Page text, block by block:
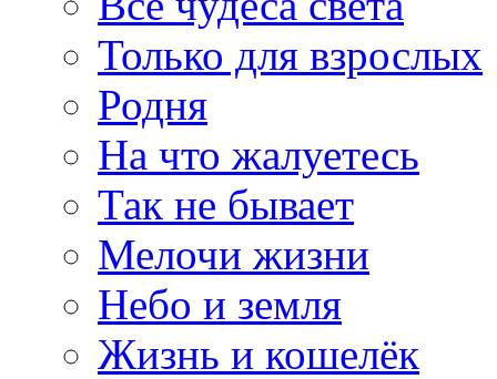
Только для взрослых
Родня
На что жалуетесь
Так не бывает
Мелочи жизни
Небо и земля
Жизнь и кошелёк